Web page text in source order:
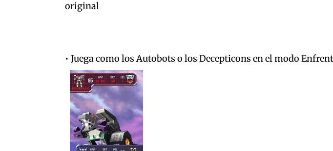
original
• Juega como los Autobots o los Decepticons en el modo